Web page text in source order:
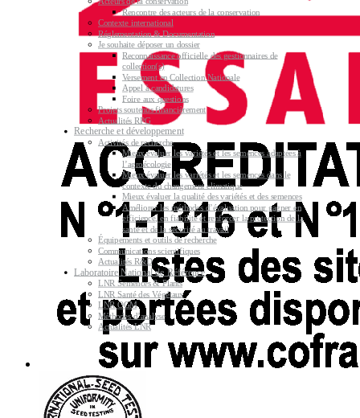
Rencontre des acteurs de la conservation
Contexte international
Réglementation & Documentation
Je souhaite déposer un dossier
Reconnaissance officielle des gestionnaires de
collection(s)
Versement en Collection Nationale
Appel à candidatures
Foire aux questions
Projets soutenus financièrement
Actualités RPG
Recherche et développement
Activités de recherche
Mieux évaluer les variétés et les semences adaptées à
l’agroécologie
Mieux évaluer les variétés et les semences dans le
contexte du changement climatique
Mieux évaluer la qualité des variétés et des semences
Améliorer les méthodes d’évaluation pour gagner en
efficience, en fiabilité et renforcer la protection de la
santé et de la sécurité au travail
Équipements et outils de recherche
Communications scientifiques
Actualités R&D
Laboratoire National de Référence
LNR Semences & Plants
LNR Santé des Végétaux
LNR OGM
Méthodes d’analyse
Actualités LNR